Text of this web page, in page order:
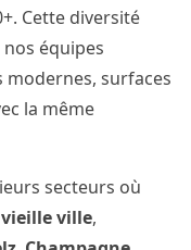
Cette diversité
équipes
surfaces
la même
secteurs où
vieille ville,